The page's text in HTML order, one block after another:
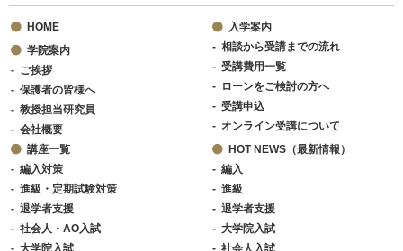
HOME
学院案内
ご挨拶
保護者の皆様へ
教授担当研究員
会社概要
入学案内
相談から受講までの流れ
受講費用一覧
ローンをご検討の方へ
受講申込
オンライン受講について
講座一覧
編入対策
進級・定期試験対策
退学者支援
社会人・AO入試
大学院入試
HOT NEWS（最新情報）
編入
進級
退学者支援
大学院入試
社会人入試